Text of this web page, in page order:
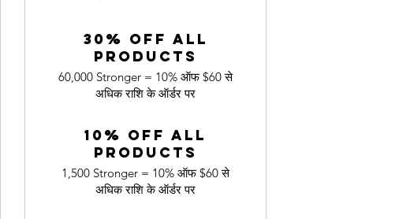
30% off all
products
60,000 Stronger = 10% ऑफ $60 से
अधिक राशि के ऑर्डर पर
10% off all
products
1,500 Stronger = 10% ऑफ $60 से
अधिक राशि के ऑर्डर पर